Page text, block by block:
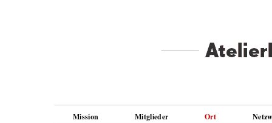
Mission Mitglieder Ort